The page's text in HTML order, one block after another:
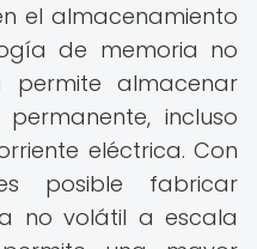
el almacenamiento
de memoria no
permite almacenar
incluso
eléctrica. Con
posible fabricar
no volátil a escala